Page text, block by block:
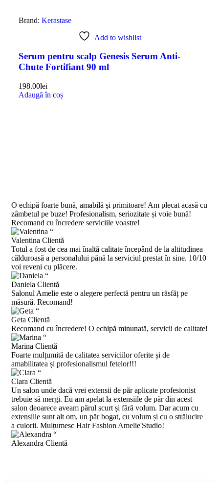
Brand: Kerastase
Add to wishlist
Serum pentru scalp Genesis Serum Anti-
Chute Fortifiant 90 ml
198.00lei
Adaugă în coș
O echipă foarte bună, amabilă și primitoare! Am plecat acasă cu
zâmbetul pe buze! Profesionalism, seriozitate și voie bună!
Recomand cu încredere serviciile voastre!
“
Valentina Clientă
Totul a fost de cea mai înaltă calitate începând de la altitudinea
călduroasă a personalului până la serviciul prestat în sine. 10/10
voi reveni cu plăcere.
“
Daniela Clientă
Salonul Amelie este o alegere perfectă pentru un răsfăț pe
măsură. Recomand!
“
Geta Clientă
Recomand cu încredere! O echipă minunată, servicii de calitate!
“
Marina Clientă
Foarte mulțumită de calitatea serviciilor oferite și de
amabilitatea și profesionalismul fetelor!!!
“
Clara Clientă
Un salon unde dacă vrei extensii de păr aplicate profesionist
trebuie să mergi. Eu am apelat la extensiile de păr din acest
salon deoarece aveam părul scurt și fără volum. Dar acum cu
extensiile sunt alt om, un păr bogat, cu volum și cu o strălucire
a culorii. Mulțumesc Hair Fashion Amelie'Studio!
“
Alexandra Clientă